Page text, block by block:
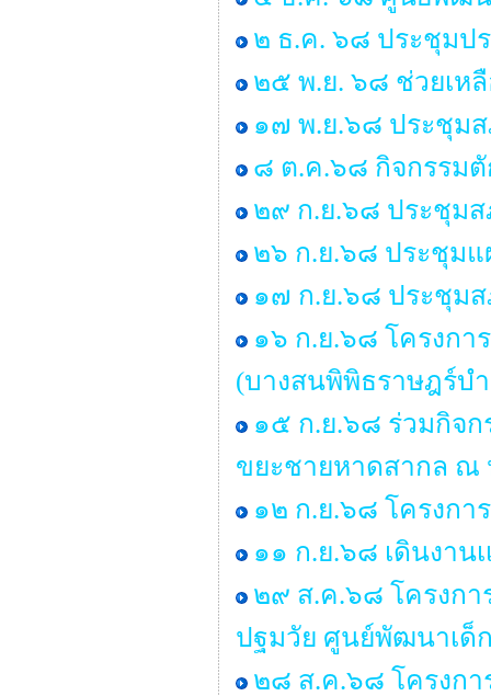
๒ ธ.ค. ๖๘ ประชุมป
๒๕ พ.ย. ๖๘ ช่วยเห
๑๗ พ.ย.๖๘ ประชุม
๘ ต.ค.๖๘ กิจกรรม
๒๙ ก.ย.๖๘ ประชุม
๒๖ ก.ย.๖๘ ประชุม
๑๗ ก.ย.๖๘ ประชุม
๑๖ ก.ย.๖๘ โครงกา
(บางสนพิพิธราษฎร์บำ
๑๕ ก.ย.๖๘ ร่วมกิจก
ขยะชายหาดสากล ณ
๑๒ ก.ย.๖๘ โครงกา
๑๑ ก.ย.๖๘ เดินงาน
๒๙ ส.ค.๖๘ โครงการ
ปฐมวัย ศูนย์พัฒนาเด็
๒๘ ส.ค.๖๘ โครงก